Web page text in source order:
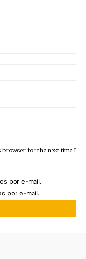
browser for the next time I
por e-mail.
por e-mail.